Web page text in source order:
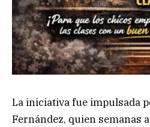
La iniciativa fue impulsada
Fernández, quien semanas